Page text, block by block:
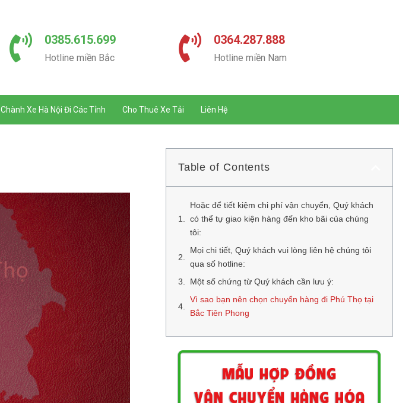
0385.615.699
Hotline miền Bắc
0364.287.888
Hotline miền Nam
Chành Xe Hà Nội Đi Các Tỉnh Cho Thuê Xe Tải Liên Hệ
Table of Contents
Hoặc để tiết kiệm chi phí vận chuyển, Quý khách
có thể tự giao kiện hàng đến kho bãi của chúng
tôi:
Mọi chi tiết, Quý khách vui lòng liên hệ chúng tôi
qua số hotline:
Một số chứng từ Quý khách cần lưu ý:
Vì sao bạn nên chọn chuyển hàng đi Phú Thọ tại
Bắc Tiên Phong